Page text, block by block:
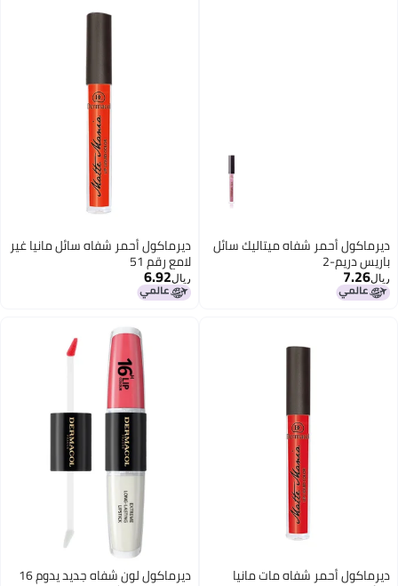
5
ديرماكول أحمر شفاه ميتاليك سائل
باريس دريم-2
ريال7.26
19
ديرماكول أحمر شفاه سائل مانيا غير
لامع رقم 51
ريال6.92
ديرماكول أحمر شفاه مات مانيا ديرماكول لون شفاه جديد يدوم 16